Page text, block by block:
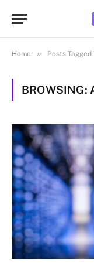
Home » Posts Tagged
BROWSING: